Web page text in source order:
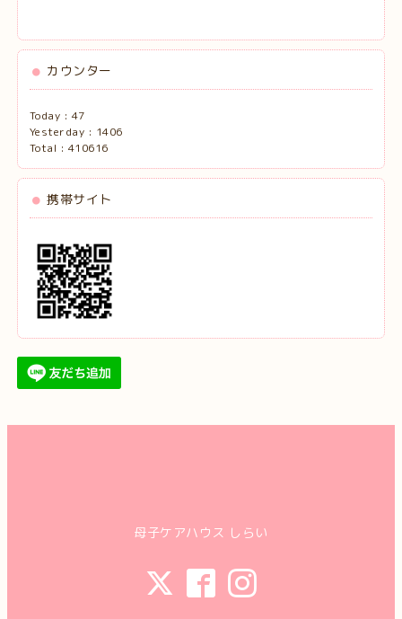
カウンター
Today : 47
Yesterday : 1406
Total : 410616
携帯サイト
母子ケアハウス しらい